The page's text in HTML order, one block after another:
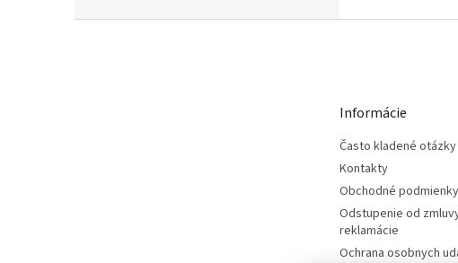
Informácie
Často kladené otázky
Kontakty
Obchodné podmienky
Odstupenie od
reklamácie
Ochrana osobnych